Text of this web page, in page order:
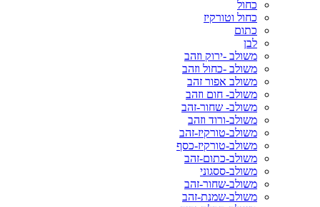
כחול
כחול וטורקיז
כתום
לבן
משולב -ירוק וזהב
משולב -כחול וזהב
משולב אפור זהב
משולב- חום וזהב
משולב- שחור-זהב
משולב-ורוד וזהב
משולב-טורקיז-זהב
משולב-טורקיז-כסף
משולב-כתום-זהב
משולב-ססגוני
משולב-שחור-זהב
משולב-שמנת-זהב